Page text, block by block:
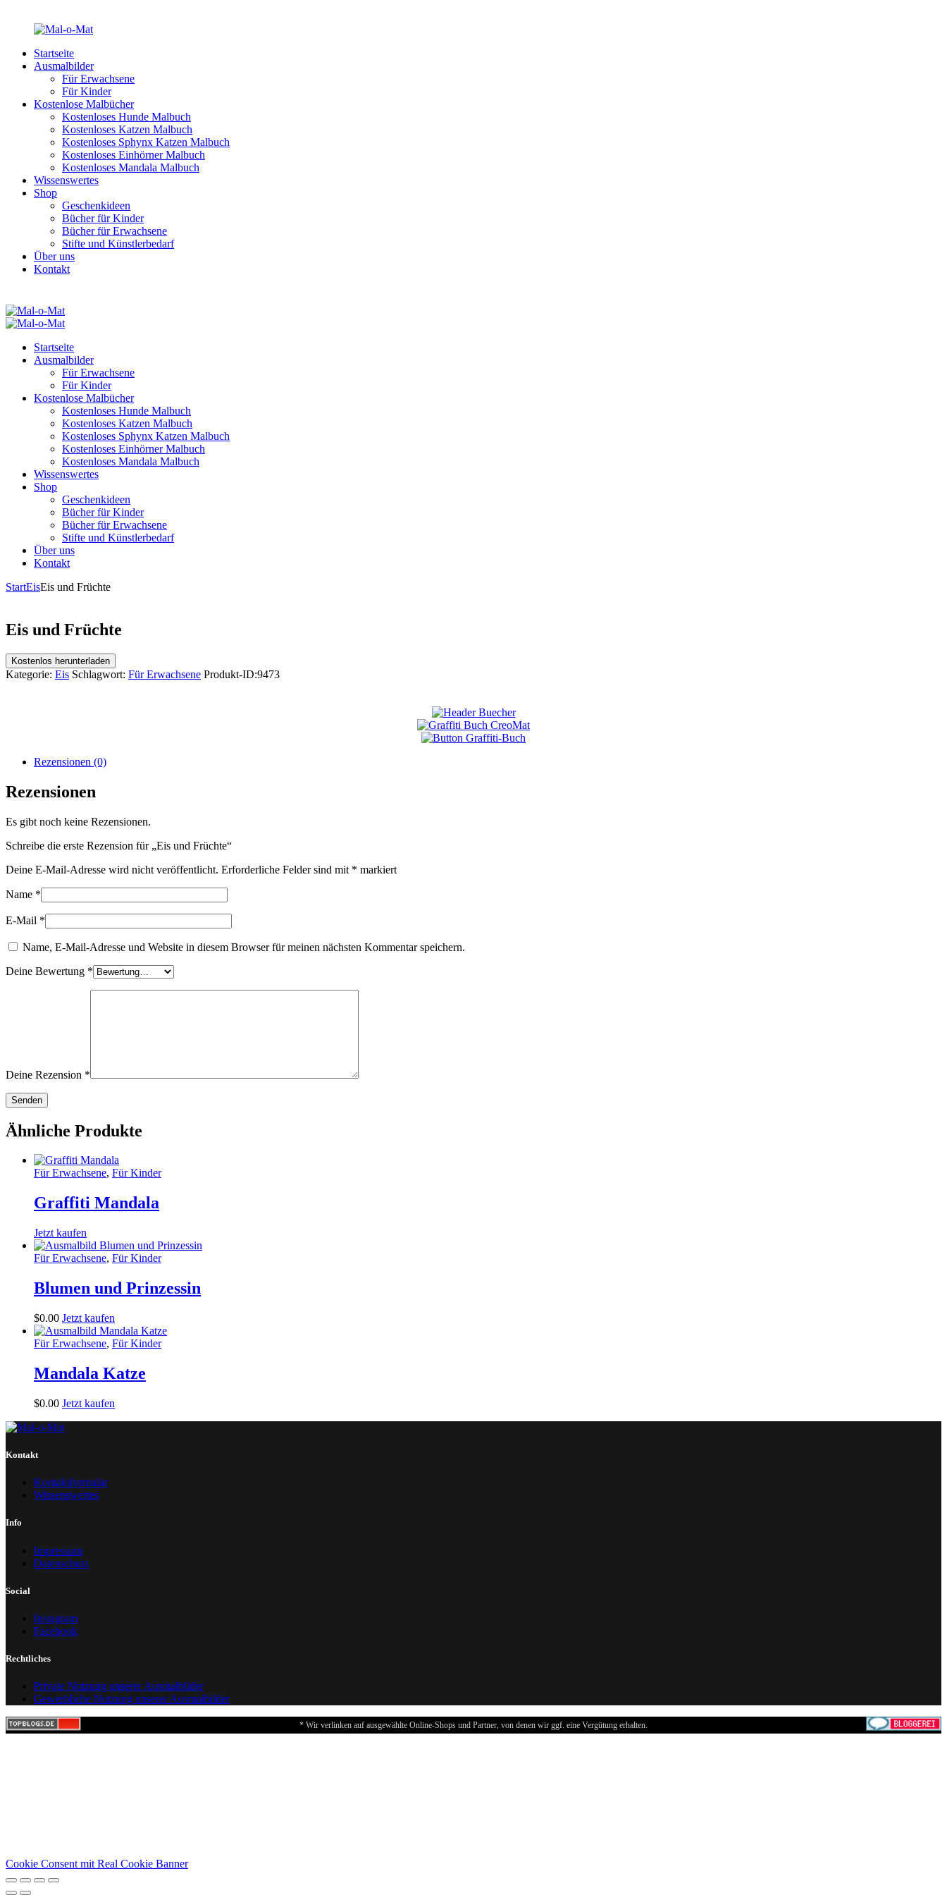
Startseite
Ausmalbilder
Für Erwachsene
Für Kinder
Kostenlose Malbücher
Kostenloses Hunde Malbuch
Kostenloses Katzen Malbuch
Kostenloses Sphynx Katzen Malbuch
Kostenloses Einhörner Malbuch
Kostenloses Mandala Malbuch
Wissenswertes
Shop
Geschenkideen
Bücher für Kinder
Bücher für Erwachsene
Stifte und Künstlerbedarf
Über uns
Kontakt
Startseite
Ausmalbilder
Für Erwachsene
Für Kinder
Kostenlose Malbücher
Kostenloses Hunde Malbuch
Kostenloses Katzen Malbuch
Kostenloses Sphynx Katzen Malbuch
Kostenloses Einhörner Malbuch
Kostenloses Mandala Malbuch
Wissenswertes
Shop
Geschenkideen
Bücher für Kinder
Bücher für Erwachsene
Stifte und Künstlerbedarf
Über uns
Kontakt
StartEisEis und Früchte
Eis und Früchte
Kostenlos herunterladen
Kategorie: Eis Schlagwort: Für Erwachsene Produkt-ID:9473
Rezensionen (0)
Rezensionen
Es gibt noch keine Rezensionen.
Schreibe die erste Rezension für „Eis und Früchte“
Deine E-Mail-Adresse wird nicht veröffentlicht. Erforderliche Felder sind mit * markiert
Name *
E-Mail *
Name, E-Mail-Adresse und Website in diesem Browser für meinen nächsten Kommentar speichern.
Deine Bewertung *
Deine Rezension *
Ähnliche Produkte
Für Erwachsene, Für Kinder
Graffiti Mandala
Jetzt kaufen
Für Erwachsene, Für Kinder
Blumen und Prinzessin
$0.00 Jetzt kaufen
Für Erwachsene, Für Kinder
Mandala Katze
$0.00 Jetzt kaufen
Kontakt
Kontaktformular
Wissenswertes
Info
Impressum
Datenschutz
Social
Instagram
Facebook
Rechtliches
Private Nutzung unserer Ausmalbilder
Gewerbliche Nutzung unserer Ausmalbilder
* Wir verlinken auf ausgewählte Online-Shops und Partner, von denen wir ggf. eine Vergütung erhalten.
Cookie Consent mit Real Cookie Banner